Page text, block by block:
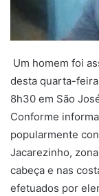
Um homem foi
desta quarta-
8h30 em São
Conforme
popularmente
Jacarezinho,
cabeça e nas
efetuados por